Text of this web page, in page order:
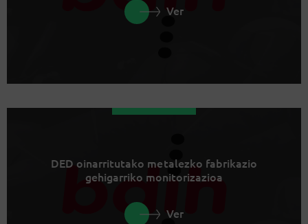
Ver
DED oinarritutako metalezko fabrikazio
gehigarriko monitorizazioa
Ver